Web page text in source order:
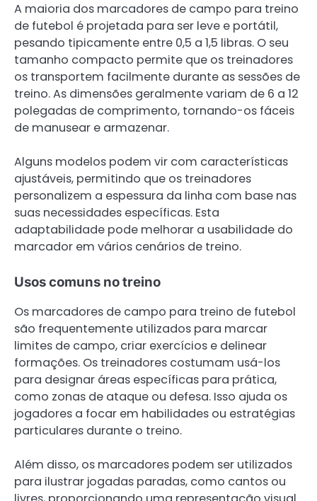
A maioria dos marcadores de campo para treino
de futebol é projetada para ser leve e portátil,
pesando tipicamente entre 0,5 a 1,5 libras. O seu
tamanho compacto permite que os treinadores
os transportem facilmente durante as sessões de
treino. As dimensões geralmente variam de 6 a 12
polegadas de comprimento, tornando-os fáceis
de manusear e armazenar.
Alguns modelos podem vir com características
ajustáveis, permitindo que os treinadores
personalizem a espessura da linha com base nas
suas necessidades específicas. Esta
adaptabilidade pode melhorar a usabilidade do
marcador em vários cenários de treino.
Usos comuns no treino
Os marcadores de campo para treino de futebol
são frequentemente utilizados para marcar
limites de campo, criar exercícios e delinear
formações. Os treinadores costumam usá-los
para designar áreas específicas para prática,
como zonas de ataque ou defesa. Isso ajuda os
jogadores a focar em habilidades ou estratégias
particulares durante o treino.
Além disso, os marcadores podem ser utilizados
para ilustrar jogadas paradas, como cantos ou